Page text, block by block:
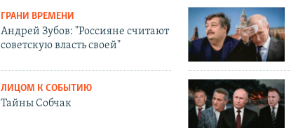
ГРАНИ ВРЕМЕНИ
Андрей Зубов: "Россияне считают
советскую власть своей"
ЛИЦОМ К СОБЫТИЮ
Тайны Собчак